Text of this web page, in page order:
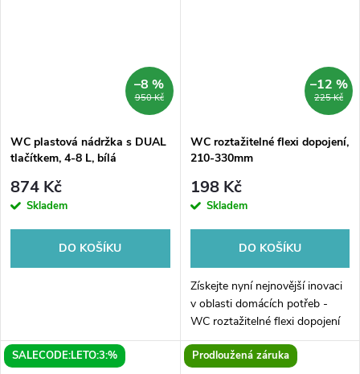
950 Kč
–8 %
WC plastová nádržka s DUAL
tlačítkem, 4-8 L, bílá
874 Kč
Skladem
DO KOŠÍKU
225 Kč
–12 %
WC roztažitelné flexi dopojení,
210-330mm
198 Kč
Skladem
DO KOŠÍKU
Získejte nyní nejnovější inovaci
v oblasti domácích potřeb -
WC roztažitelné flexi dopojení
210-330mm. Toto pružné a
flexibilní spojení vám umožní
SALECODE:LETO:3:% Prodloužená záruka